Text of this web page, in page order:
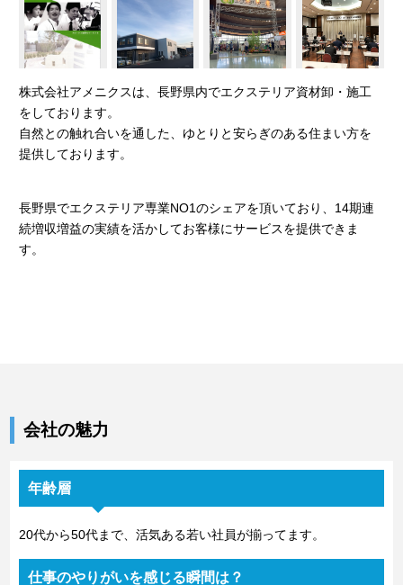
株式会社アメニクスは、長野県内でエクステリア資材卸・施工
をしております。
自然との触れ合いを通した、ゆとりと安らぎのある住まい方を
提供しております。
長野県でエクステリア専業NO1のシェアを頂いており、14期連
続増収増益の実績を活かしてお客様にサービスを提供できま
す。
会社の魅力
年齢層
20代から50代まで、活気ある若い社員が揃ってます。
仕事のやりがいを感じる瞬間は？